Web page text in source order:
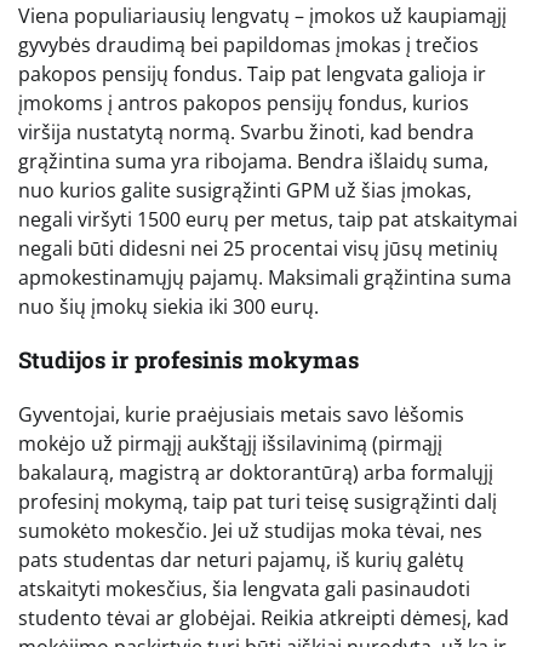
Viena populiariausių lengvatų – įmokos už kaupiamąjį
gyvybės draudimą bei papildomas įmokas į trečios
pakopos pensijų fondus. Taip pat lengvata galioja ir
įmokoms į antros pakopos pensijų fondus, kurios
viršija nustatytą normą. Svarbu žinoti, kad bendra
grąžintina suma yra ribojama. Bendra išlaidų suma,
nuo kurios galite susigrąžinti GPM už šias įmokas,
negali viršyti 1500 eurų per metus, taip pat atskaitymai
negali būti didesni nei 25 procentai visų jūsų metinių
apmokestinamųjų pajamų. Maksimali grąžintina suma
nuo šių įmokų siekia iki 300 eurų.
Studijos ir profesinis mokymas
Gyventojai, kurie praėjusiais metais savo lėšomis
mokėjo už pirmąjį aukštąjį išsilavinimą (pirmąjį
bakalaurą, magistrą ar doktorantūrą) arba formalųjį
profesinį mokymą, taip pat turi teisę susigrąžinti dalį
sumokėto mokesčio. Jei už studijas moka tėvai, nes
pats studentas dar neturi pajamų, iš kurių galėtų
atskaityti mokesčius, šia lengvata gali pasinaudoti
studento tėvai ar globėjai. Reikia atkreipti dėmesį, kad